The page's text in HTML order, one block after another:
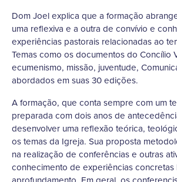
Dom Joel explica que a formação
uma reflexiva e a outra de convívio e
experiências pastorais relacionadas ao
Temas como os documentos do Concílio
ecumenismo, missão, juventude,
abordados em suas 30 edições.
A formação, que conta sempre com um
preparada com dois anos de
desenvolver uma reflexão teórica,
os temas da Igreja. Sua proposta
na realização de conferências e outras
conhecimento de experiências concretas